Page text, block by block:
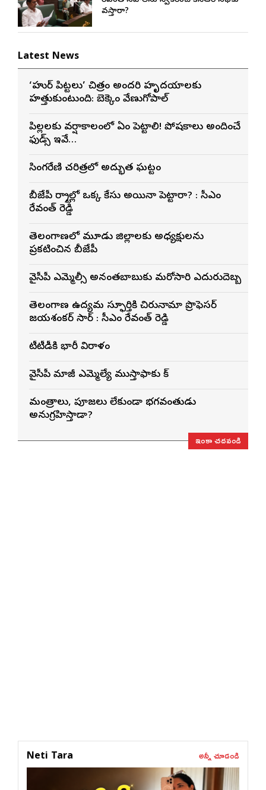
వస్తారా?
Latest News
‘హుషార్‌ పిట్టలు’ చిత్రం అందరి హృదయాలకు
హత్తుకుంటుంది: బెక్కెం వేణుగోపాల్‌
పిల్లలకు వర్షాకాలంలో ఏం పెట్టాలి! పోషకాలు అందించే
ఫుడ్స్ ఇవే…
సింగరేణి చరిత్రలో అద్భుత ఘట్టం
బీజేపీ రాష్ట్రాల్లో ఒక్క కేసు అయినా పెట్టారా? : సీఎం
రేవంత్ రెడ్డి
తెలంగాణలో మూడు జిల్లాలకు అధ్యక్షులను
ప్రకటించిన బీజేపీ
వైసీపీ ఎమ్మెల్సీ అనంతబాబుకు మరోసారి ఎదురుదెబ్బ
తెలంగాణ ఉద్యమ స్ఫూర్తికి చిరునామా ప్రొఫెసర్
జయశంకర్ సార్ : సీఎం రేవంత్ రెడ్డి
టీటీడీకి భారీ విరాళం
వైసీపీ మాజీ ఎమ్మెల్యే ముస్తాఫాకు షాక్
మంత్రాలు, పూజలు లేకుండా భగవంతుడు
అనుగ్రహిస్తాడా?
ఇంకా చదవండి
Neti Tara అన్నీ చూడండి